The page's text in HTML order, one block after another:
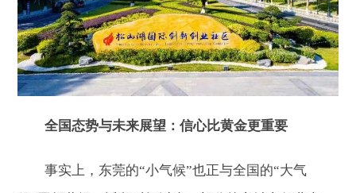
全国态势与未来展望：信心比黄金更重要
事实上，东莞的“小气候”也正与全国的“大气